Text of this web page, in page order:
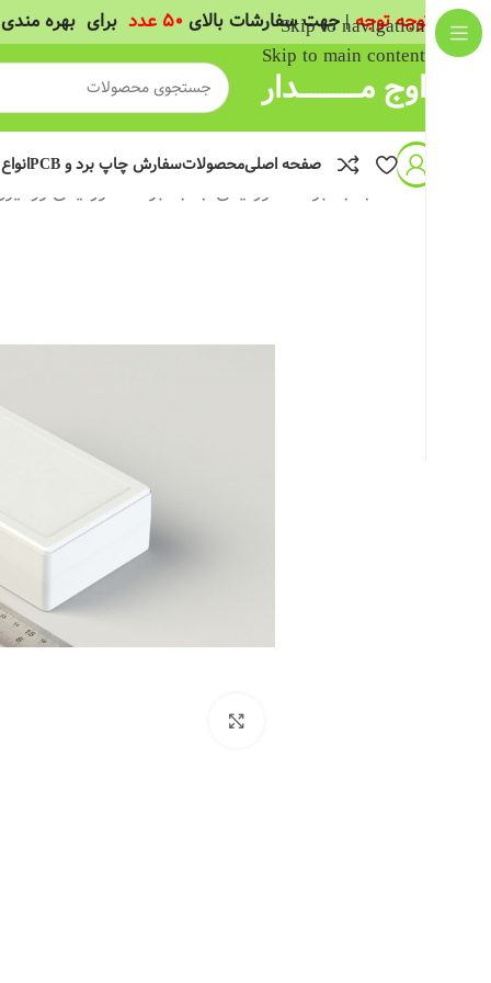
Skip to navigation
Skip to main content
( توجه توجه| جهت سفارشات بالای 50 عدد برای بهره
اوج مــــــــــــــدار
صفحه اصلیمحصولاتسفارش چاپ برد و PCB
خانه جعبه برد الکترونیکی جعبه برد الکترونیکی